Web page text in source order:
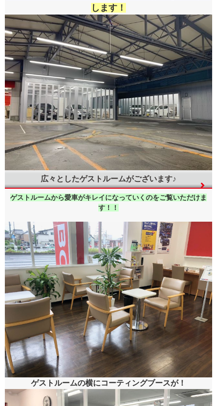
します！
広々としたゲストルームがございます♪
ゲストルームから愛車がキレイになっていくのをご覧いただけま
す！！
ゲストルームの横にコーティングブースが！